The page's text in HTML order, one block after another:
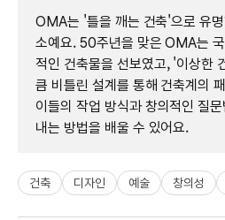
OMA는 '틀을 깨는 건축'으로 유
소예요. 50주년을 맞은 OMA는
적인 건축물을 선보였고, '이상한
큼 비틀린 설계를 통해 건축계의
이들의 작업 방식과 창의적인 질
내는 방법을 배울 수 있어요.
건축 디자인 예술 창의성